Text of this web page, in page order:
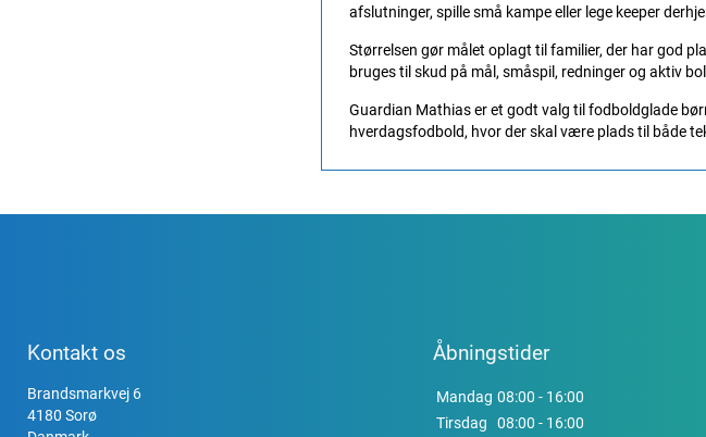
afslutninger, spille små kampe eller lege keeper
Størrelsen gør målet oplagt til familier, der har god
bruges til skud på mål, småspil, redninger og aktiv
Guardian Mathias er et godt valg til fodboldglade
hverdagsfodbold, hvor der skal være plads til både
Kontakt os
Brandsmarkvej 6
4180 Sorø
Åbningstider
Mandag 08:00 - 16:00
Tirsdag
08:00 - 16:00